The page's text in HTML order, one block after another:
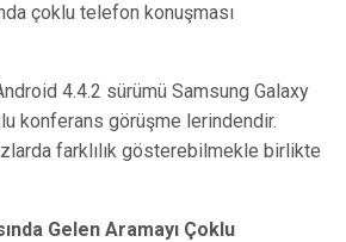
çoklu telefon konuşması
4.4.2 sürümü Samsung Galaxy
konferans görüşme lerindendir.
farklılık gösterebilmekle birlikte
Gelen Aramayı Çoklu